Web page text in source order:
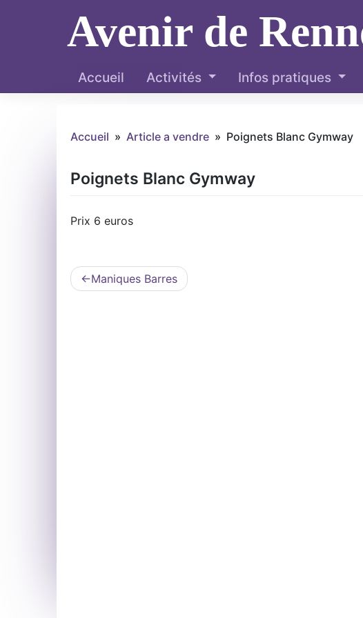
Avenir de
Accueil Activités Infos pratiques
Accueil » Article a vendre » Poignets Blanc Gymway
Poignets Blanc Gymway
Prix 6 euros
Navigation
de
Maniques Barres